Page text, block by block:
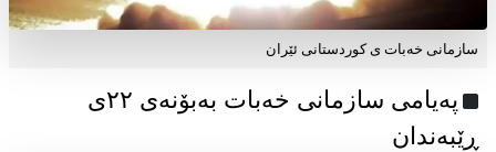
سازمانی خەبات ی کوردستانی ئێران
پەیامی سازمانی خەبات بەبۆنەی ۲۲ی
ڕێبەندان